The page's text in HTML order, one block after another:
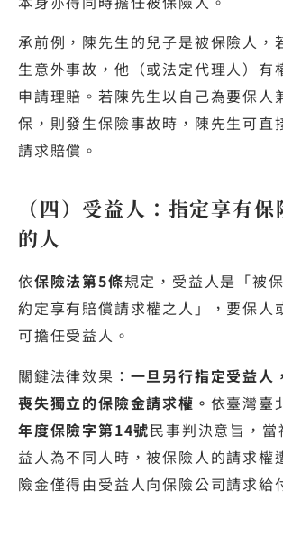
承前例，陳先生的兒子是被保險人，
生意外事故，他（或法定代理人）有
申請理賠。若陳先生以自己為要保人
保，則發生保險事故時，陳先生可直
請求賠償。
（四）受益人：指定享有
的人
依保險法第5條規定，受益人是「被
約定享有賠償請求權之人」，要保人
可擔任受益人。
關鍵法律效果： 一旦另行指定受益人
喪失獨立的保險金請求權。 依臺灣臺
年度保險字第14號民事判決意旨，
益人為不同人時，被保險人的請求權
險金僅得由受益人向保險公司請求給